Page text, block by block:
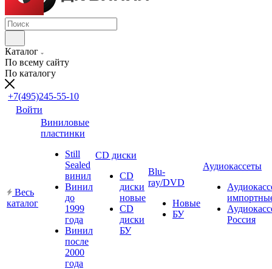
Каталог
По всему сайту
По каталогу
+7(495)245-55-10
Войти
Весь
каталог
Виниловые
пластинки
Still
Sealed
винил
Винил
до
1999
года
Винил
после
2000
года
CD диски
CD
диски
новые
CD
диски
БУ
Blu-
ray/DVD
Новые
БУ
Аудиокассеты
Россия